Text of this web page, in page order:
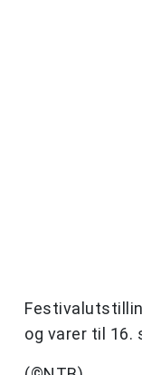
og varer til 16.